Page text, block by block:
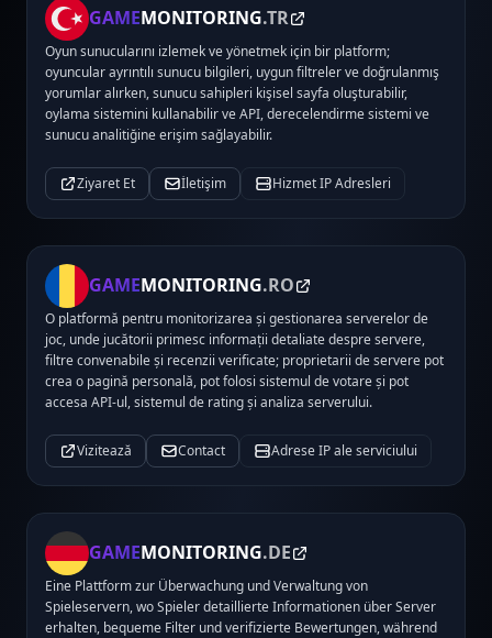
GAMEMONITORING.TR
Oyun sunucularını izlemek ve yönetmek için bir platform;
oyuncular ayrıntılı sunucu bilgileri, uygun filtreler ve doğrulanmış
yorumlar alırken, sunucu sahipleri kişisel sayfa oluşturabilir,
oylama sistemini kullanabilir ve API, derecelendirme sistemi ve
sunucu analitiğine erişim sağlayabilir.
Ziyaret Et İletişim Hizmet IP Adresleri
GAMEMONITORING.RO
O platformă pentru monitorizarea și gestionarea serverelor de
joc, unde jucătorii primesc informații detaliate despre servere,
filtre convenabile și recenzii verificate; proprietarii de servere pot
crea o pagină personală, pot folosi sistemul de votare și pot
accesa API-ul, sistemul de rating și analiza serverului.
Vizitează Contact Adrese IP ale serviciului
GAMEMONITORING.DE
Eine Plattform zur Überwachung und Verwaltung von
Spieleservern, wo Spieler detaillierte Informationen über Server
erhalten, bequeme Filter und verifizierte Bewertungen, während